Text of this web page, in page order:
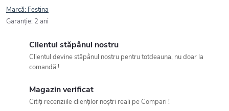
Marcă: Festina
Garanţie: 2 ani
Clientul stăpânul nostru
Clientul devine stăpânul nostru pentru totdeauna, nu doar la
comandă !
Magazin verificat
Citiți recenziile clienților noștri reali pe Compari !